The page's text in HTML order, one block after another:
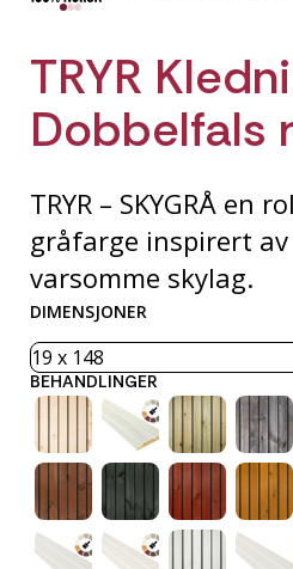
TRYR
Dobbelfals
TRYR – SKYGRÅ en
gråfarge inspirert
varsomme skylag.
DIMENSJONER
BEHANDLINGER